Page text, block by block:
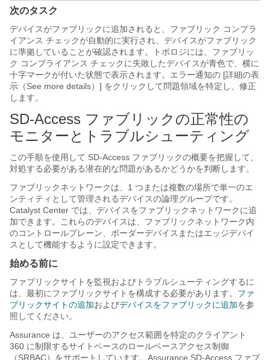
次のタスク
デバイスがファブリックに追加されると、ファブリック コンプラ
イアンス チェックが自動的に実行され、デバイスがファブリック
に準拠していることが確認されます。トポロジには、ファブリッ
ク コンプライアンス チェックに失敗したデバイスが青色で、横に
十字マークが付いた状態で表示されます。エラー通知の [詳細の表
示（See more details）] をクリックして問題領域を特定し、修正
します。
SD-Access ファブリックの正常性の
モニターとトラブルシューティング
この手順を使用して SD-Access ファブリックの概要を把握して、
対処する必要がある潜在的な問題があるかどうかを判断します。
ファブリックネットワークは、1 つまたは複数の場所で単一のエ
ンティティとして管理されるデバイスの論理グループです。
Catalyst Center では、デバイスをファブリックネットワークに追
加できます。これらのデバイスは、ファブリックネットワーク内
のコントロールプレーン、ボーダーデバイスまたはエッジデバイ
スとして機能するように設定できます。
始める前に
ファブリックサイトを監視およびトラブルシューティングするに
は、最初にファブリックサイトを構成する必要があります。 ファ
ブリックサイトの追加およびデバイスをファブリックに追加を参
照してください。
Assurance は、ユーザーのアクセス範囲を特定のクライアント
360 に制限するサイトベースのロールベースアクセス制御
（SRBAC）をサポートしています。Assurance SD-Access ファブ